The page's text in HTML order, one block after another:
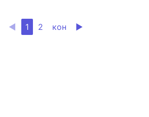
◀ 1 2 кон ▶